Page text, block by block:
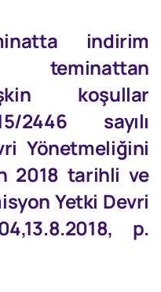
indirim
teminattan
koşullar
2446 sayılı
Yönetmeliğini
2018 tarihli ve
Yetki Devri
p.